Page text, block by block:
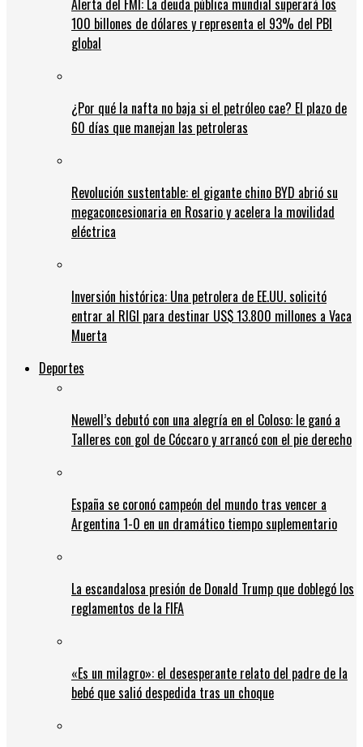
Alerta del FMI: La deuda pública mundial superará los
100 billones de dólares y representa el 93% del PBI
global
¿Por qué la nafta no baja si el petróleo cae? El plazo de
60 días que manejan las petroleras
Revolución sustentable: el gigante chino BYD abrió su
megaconcesionaria en Rosario y acelera la movilidad
eléctrica
Inversión histórica: Una petrolera de EE.UU. solicitó
entrar al RIGI para destinar US$ 13.800 millones a Vaca
Muerta
Deportes
Newell’s debutó con una alegría en el Coloso: le ganó a
Talleres con gol de Cóccaro y arrancó con el pie derecho
España se coronó campeón del mundo tras vencer a
Argentina 1-0 en un dramático tiempo suplementario
La escandalosa presión de Donald Trump que doblegó los
reglamentos de la FIFA
«Es un milagro»: el desesperante relato del padre de la
bebé que salió despedida tras un choque